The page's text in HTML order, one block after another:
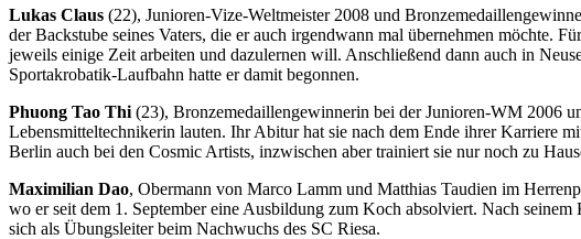
Lukas Claus (22), Junioren-Vize-Weltmeister 2008 und
der Backstube seines Vaters, die er auch irgendwann mal übernehmen möchte.
jeweils einige Zeit arbeiten und dazulernen will. Anschließend dann auch in
Sportakrobatik-Laufbahn hatte er damit begonnen.
Phuong Tao Thi (23), Bronzemedaillengewinnerin bei der Junioren-WM 2006
Lebensmitteltechnikerin lauten. Ihr Abitur hat sie nach dem Ende ihrer Karriere
Berlin auch bei den Cosmic Artists, inzwischen aber trainiert sie nur noch zu
Maximilian Dao, Obermann von Marco Lamm und Matthias Taudien im
wo er seit dem 1. September eine Ausbildung zum Koch absolviert. Nach
sich als Übungsleiter beim Nachwuchs des SC Riesa.